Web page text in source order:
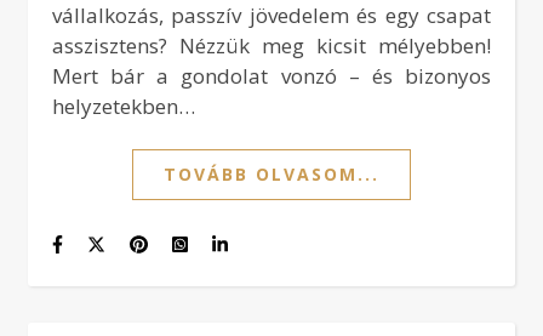
vállalkozás, passzív jövedelem és egy csapat
asszisztens? Nézzük meg kicsit mélyebben!
Mert bár a gondolat vonzó – és bizonyos
helyzetekben…
TOVÁBB OLVASOM...